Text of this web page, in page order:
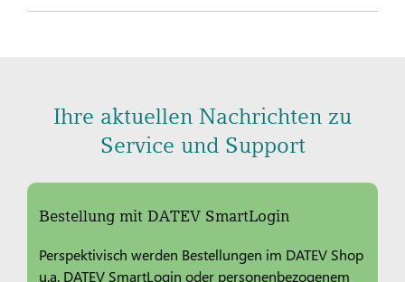
Ihre aktuellen Nachrichten zu
Service und Support
Bestellung mit DATEV SmartLogin
Perspektivisch werden Bestellungen im DATEV Shop
u.a. DATEV SmartLogin oder personenbezogenem